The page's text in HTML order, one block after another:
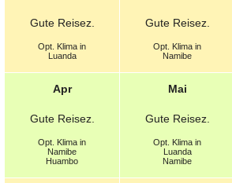
Gute Reisez.
Opt. Klima in
Luanda
Gute Reisez.
Opt. Klima in
Namibe
Apr
Gute Reisez.
Opt. Klima in
Namibe
Huambo
Mai
Gute Reisez.
Opt. Klima in
Luanda
Namibe